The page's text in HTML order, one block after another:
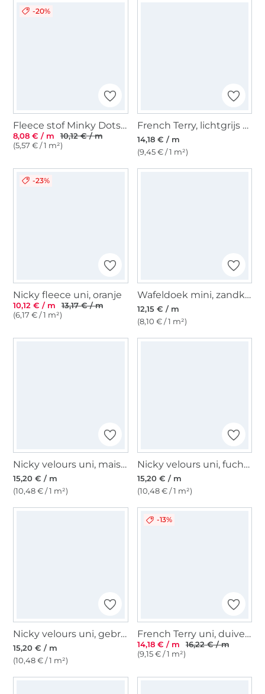
-20%
Fleece stof Minky Dots, petrol
8,08 € / m
10,12 € / m
(5,57 € / 1 m²)
French Terry, lichtgrijs gevlekt
14,18 € / m
(9,45 € / 1 m²)
-23%
Nicky fleece uni, oranje
10,12 € / m
13,17 € / m
(6,17 € / 1 m²)
Wafeldoek mini, zandkleurig
12,15 € / m
(8,10 € / 1 m²)
Nicky velours uni, maisgeel
15,20 € / m
(10,48 € / 1 m²)
Nicky velours uni, fuchsia
15,20 € / m
(10,48 € / 1 m²)
Nicky velours uni, gebroken wit
15,20 € / m
(10,48 € / 1 m²)
-13%
French Terry uni, duivenblauw
14,18 € / m
16,22 € / m
(9,15 € / 1 m²)